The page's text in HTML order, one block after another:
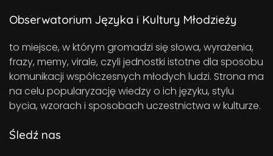
Obserwatorium Języka i Kultury Młodzieży
to miejsce, w którym gromadzi się słowa, wyrażenia,
frazy, memy, virale, czyli jednostki istotne dla sposobu
komunikacji współczesnych młodych ludzi. Strona ma
na celu popularyzację wiedzy o ich języku, stylu
bycia, wzorach i sposobach uczestnictwa w kulturze.
Śledź nas